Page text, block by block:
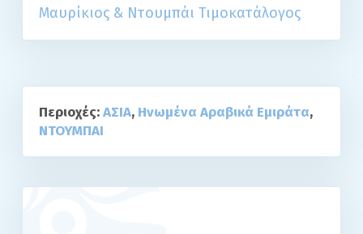
Μαυρίκιος & Ντουμπάι Τιμοκατάλογος
Περιοχές:ΑΣΙΑ, Ηνωμένα Αραβικά Εμιράτα,
ΝΤΟΥΜΠΑΙ